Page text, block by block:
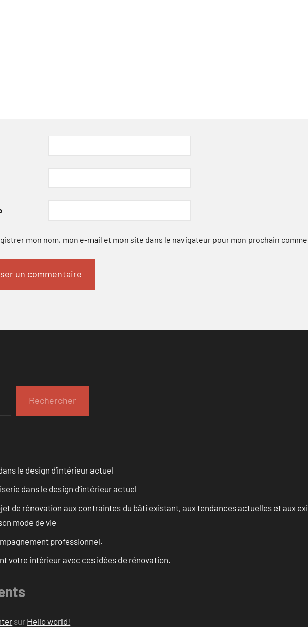
mon nom, mon e-mail et mon site dans le navigateur pour mon prochain
Rechercher
le design d’intérieur actuel
dans le design d’intérieur actuel
de rénovation aux contraintes du bâti existant, aux tendances actuelles et aux
mode de vie
professionnel.
votre intérieur avec ces idées de rénovation.
sur Hello world!